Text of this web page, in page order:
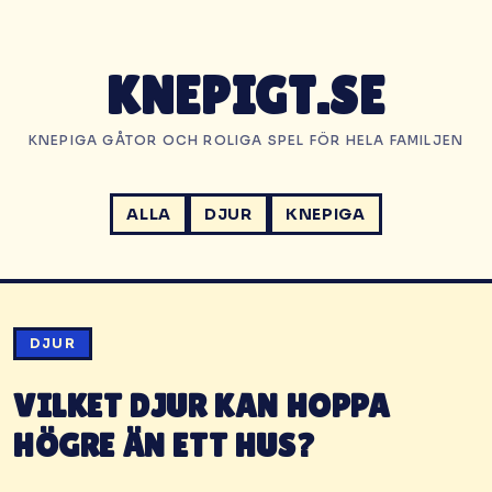
KNEPIGT.SE
KNEPIGA GÅTOR OCH ROLIGA SPEL FÖR HELA FAMILJEN
ALLA DJUR KNEPIGA
gåtor för barn
kluriga gåtor kräver att du tänker till ordentligt.
DJUR
VILKET DJUR KAN HOPPA
HÖGRE ÄN ETT HUS?